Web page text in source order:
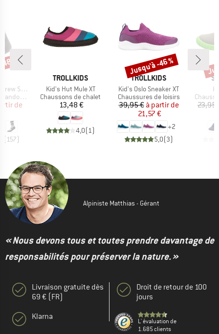
Stripes
réduit
de
(157)
%
MARQUE
TROLLKIDS
Article
Kid's Hut Mule XT
Product group
Chaussons de chalet
Prix
13,48 €
4,0(1)
MARQUE
TROLLKIDS
Article
Kid's Oslo Sneaker XT
Product group
Chaussures de loisirs
Prix
39,95 € Prix réduit
à partir de
21,57 €
+2
5,0(3)
Remise
Jusqu'à -46 %
23,95
Alpiniste Matthias - Gérant
« Nous devons tous et toutes prendre davantage de
responsabilités pour préserver la nature. »
Livraison gratuite dès
69 € (FR)
Klarna
Droit de retour de 100
jours
L' évaluation de
1.685 clients